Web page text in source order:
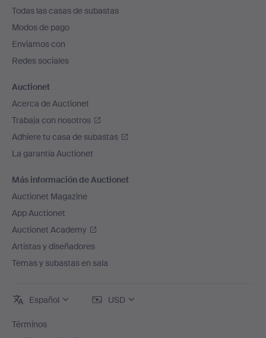
pie
de
página
Todas las casas de subastas
Modos de pago
Enviamos con
Redes sociales
Auctionet
Acerca de Auctionet
Trabaja con nosotros
Adhiere tu casa de subastas
La garantía Auctionet
Más información de Auctionet
Auctionet Magazine
App Auctionet
Auctionet Academy
Artistas y diseñadores
Temas y subastas en sala
Español USD
Términos